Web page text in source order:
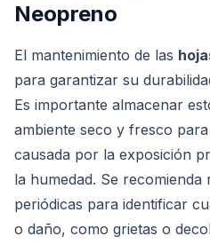
Neopreno
El mantenimiento de las
para garantizar su
Es importante almacenar
ambiente seco y fresco
causada por la exposición
la humedad. Se recomienda
periódicas para identificar
o daño, como grietas o